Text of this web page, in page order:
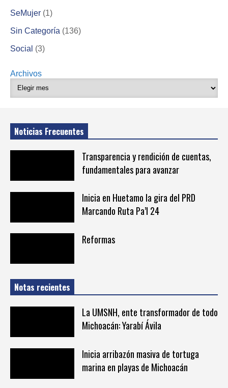
SeMujer (1)
Sin Categoría (136)
Social (3)
Archivos
Noticias Frecuentes
Transparencia y rendición de cuentas,
fundamentales para avanzar
Inicia en Huetamo la gira del PRD
Marcando Ruta Pa’l 24
Reformas
Notas recientes
La UMSNH, ente transformador de todo
Michoacán: Yarabí Ávila
Inicia arribazón masiva de tortuga
marina en playas de Michoacán